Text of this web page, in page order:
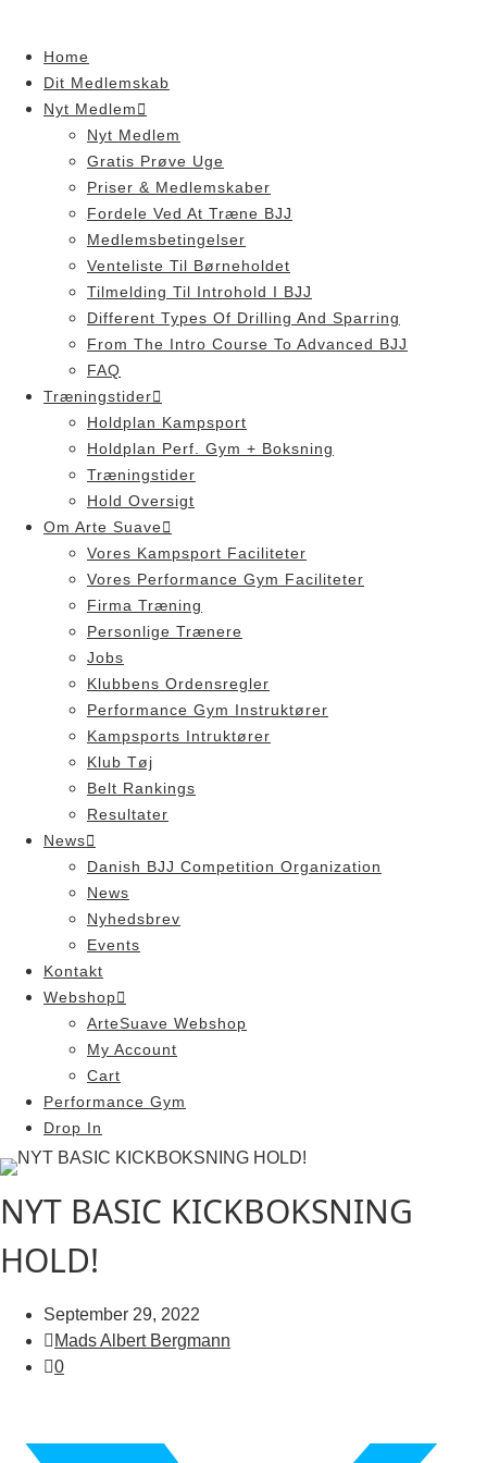
contentHome
Dit Medlemskab
Nyt Medlem
Nyt Medlem
Gratis Prøve Uge
Priser & Medlemskaber
Fordele Ved At Træne BJJ
Medlemsbetingelser
Venteliste Til Børneholdet
Tilmelding Til Introhold I BJJ
Different Types Of Drilling And Sparring
From The Intro Course To Advanced BJJ
FAQ
Træningstider
Holdplan Kampsport
Holdplan Perf. Gym + Boksning
Træningstider
Hold Oversigt
Om Arte Suave
Vores Kampsport Faciliteter
Vores Performance Gym Faciliteter
Firma Træning
Personlige Trænere
Jobs
Klubbens Ordensregler
Performance Gym Instruktører
Kampsports Intruktører
Klub Tøj
Belt Rankings
Resultater
News
Danish BJJ Competition Organization
News
Nyhedsbrev
Events
Kontakt
Webshop
ArteSuave Webshop
My Account
Cart
Performance Gym
Drop In
NYT BASIC KICKBOKSNING
HOLD!
September 29, 2022
Mads Albert Bergmann
0